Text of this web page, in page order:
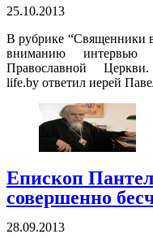
25.10.2013
В рубрике “Священники
вниманию интервью
Православной
life.by ответил иерей
Епископ
совершенно
28.09.2013